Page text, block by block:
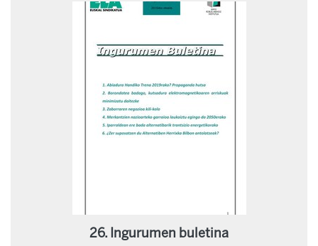
26. Ingurumen buletina